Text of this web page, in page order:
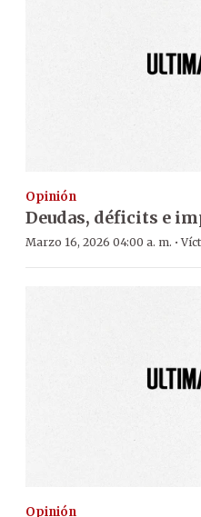
Opinión
Deudas, déficits e
Marzo 16, 2026 04:00 a. m. ·
Opinión